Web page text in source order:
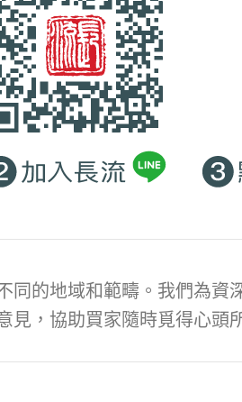
的地域和範疇。我們為資
見，協助買家隨時覓得心頭